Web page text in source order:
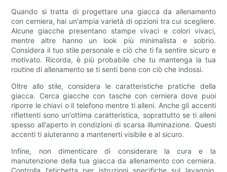
Quando si tratta di progettare una giacca da allenamento
con cerniera, hai un'ampia varietà di opzioni tra cui scegliere.
Alcune giacche presentano stampe vivaci e colori vivaci,
mentre altre hanno un look più minimalista e sobrio.
Considera il tuo stile personale e ciò che ti fa sentire sicuro e
motivato. Ricorda, è più probabile che tu mantenga la tua
routine di allenamento se ti senti bene con ciò che indossi.
Oltre allo stile, considera le caratteristiche pratiche della
giacca. Cerca giacche con tasche con cerniera dove puoi
riporre le chiavi o il telefono mentre ti alleni. Anche gli accenti
riflettenti sono un'ottima caratteristica, soprattutto se ti alleni
spesso all'aperto in condizioni di scarsa illuminazione. Questi
accenti ti aiuteranno a mantenerti visibile e al sicuro.
Infine, non dimenticare di considerare la cura e la
manutenzione della tua giacca da allenamento con cerniera.